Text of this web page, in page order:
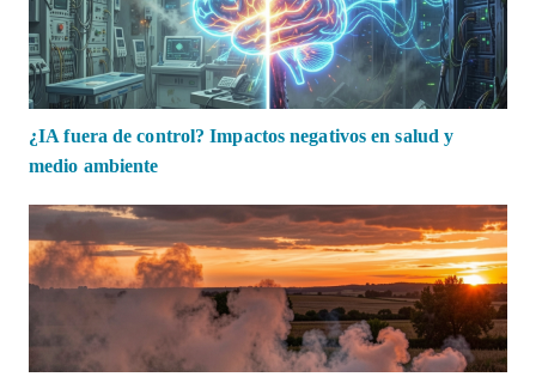
¿IA fuera de control? Impactos negativos en salud y
medio ambiente